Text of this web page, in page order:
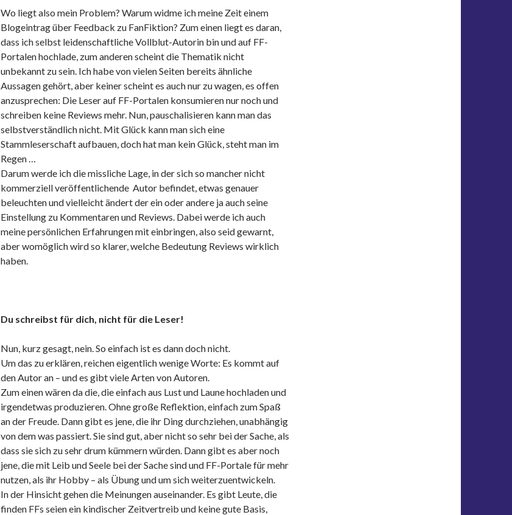
Wo liegt also mein Problem? Warum widme ich meine Zeit einem
Blogeintrag über Feedback zu FanFiktion? Zum einen liegt es daran,
dass ich selbst leidenschaftliche Vollblut-Autorin bin und auf FF-
Portalen hochlade, zum anderen scheint die Thematik nicht
unbekannt zu sein. Ich habe von vielen Seiten bereits ähnliche
Aussagen gehört, aber keiner scheint es auch nur zu wagen, es offen
anzusprechen: Die Leser auf FF-Portalen konsumieren nur noch und
schreiben keine Reviews mehr. Nun, pauschalisieren kann man das
selbstverständlich nicht. Mit Glück kann man sich eine
Stammleserschaft aufbauen, doch hat man kein Glück, steht man im
Regen …
Darum werde ich die missliche Lage, in der sich so mancher nicht
kommerziell veröffentlichende Autor befindet, etwas genauer
beleuchten und vielleicht ändert der ein oder andere ja auch seine
Einstellung zu Kommentaren und Reviews. Dabei werde ich auch
meine persönlichen Erfahrungen mit einbringen, also seid gewarnt,
aber womöglich wird so klarer, welche Bedeutung Reviews wirklich
haben.
Du schreibst für dich, nicht für die Leser!
Nun, kurz gesagt, nein. So einfach ist es dann doch nicht.
Um das zu erklären, reichen eigentlich wenige Worte: Es kommt auf
den Autor an – und es gibt viele Arten von Autoren.
Zum einen wären da die, die einfach aus Lust und Laune hochladen und
irgendetwas produzieren. Ohne große Reflektion, einfach zum Spaß
an der Freude. Dann gibt es jene, die ihr Ding durchziehen, unabhängig
von dem was passiert. Sie sind gut, aber nicht so sehr bei der Sache, als
dass sie sich zu sehr drum kümmern würden. Dann gibt es aber noch
jene, die mit Leib und Seele bei der Sache sind und FF-Portale für mehr
nutzen, als ihr Hobby – als Übung und um sich weiterzuentwickeln.
In der Hinsicht gehen die Meinungen auseinander. Es gibt Leute, die
finden FFs seien ein kindischer Zeitvertreib und keine gute Basis,